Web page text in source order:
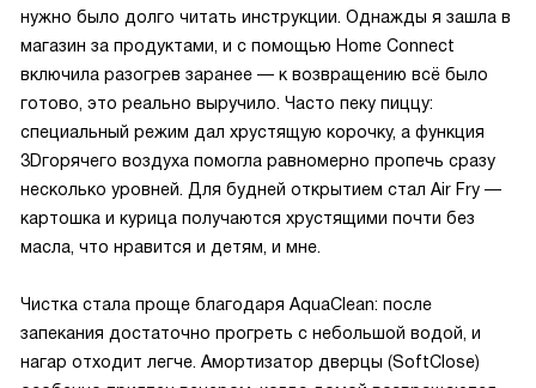
нужно было долго читать инструкции. Однажды я зашла в
магазин за продуктами, и с помощью Home Connect
включила разогрев заранее — к возвращению всё было
готово, это реально выручило. Часто пеку пиццу:
специальный режим дал хрустящую корочку, а функция
3Dгорячего воздуха помогла равномерно пропечь сразу
несколько уровней. Для будней открытием стал Air Fry —
картошка и курица получаются хрустящими почти без
масла, что нравится и детям, и мне.
Чистка стала проще благодаря AquaClean: после
запекания достаточно прогреть с небольшой водой, и
нагар отходит легче. Амортизатор дверцы (SoftClose)